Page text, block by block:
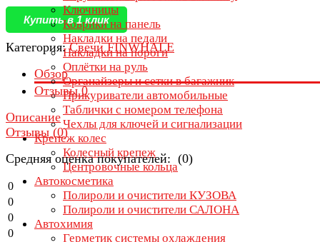
Ключницы
Коврики на панель
Накладки на педали
Накладки на пороги
Оплётки на руль
Органайзеры и сетки в багажник
Прикуриватели автомобильные
Таблички с номером телефона
Чехлы для ключей и сигнализации
Крепеж колес
Колесный крепеж
Центровочные кольца
Автокосметика
Полироли и очистители КУЗОВА
Полироли и очистители САЛОНА
Автохимия
Герметик системы охлаждения
Купить в 1 клик
Категория:Свечи FINWHALE
Обзор
Отзывы0
Описание
Отзывы (0)
Средняя оценка покупателей: (0)
0
0
0
0